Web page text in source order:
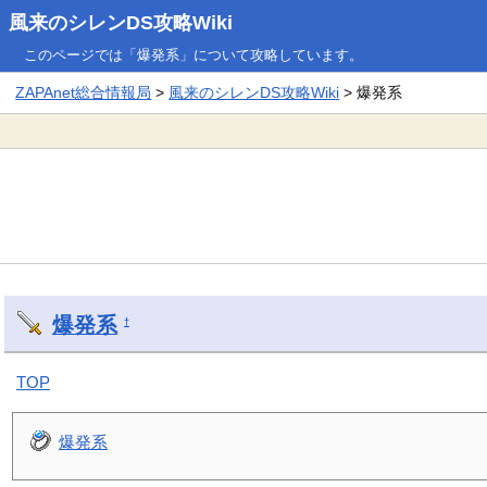
風来のシレンDS攻略Wiki
このページでは「爆発系」について攻略しています。
ZAPAnet総合情報局 > 風来のシレンDS攻略Wiki > 爆発系
爆発系 †
TOP
爆発系